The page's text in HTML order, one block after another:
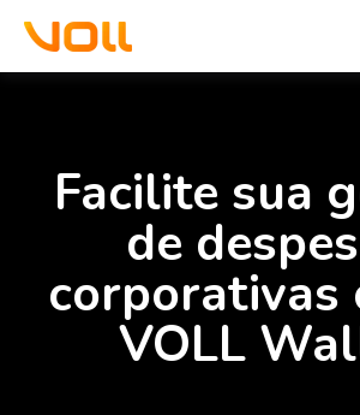
Facilite sua
de
corporativas
VOLL